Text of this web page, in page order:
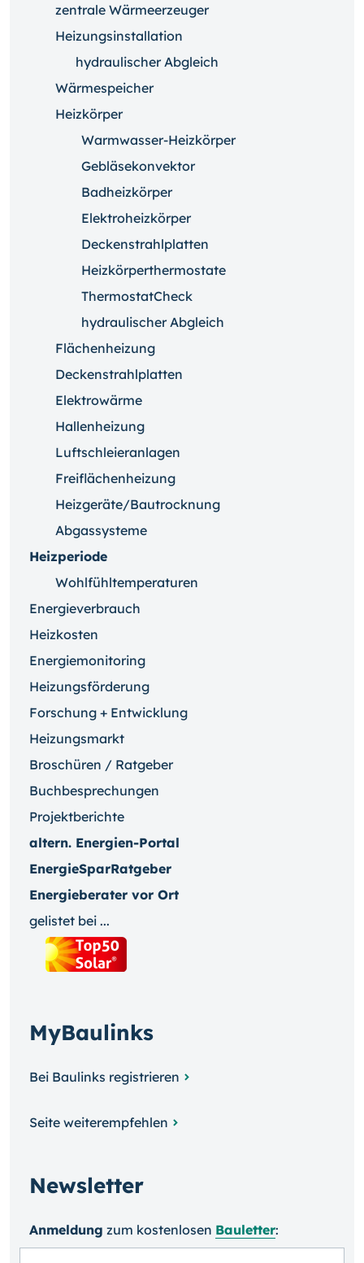
zentrale Wärmeerzeuger
Heizungsinstallation
hydraulischer Abgleich
Wärmespeicher
Heizkörper
Warmwasser-Heizkörper
Gebläsekonvektor
Badheizkörper
Elektroheizkörper
Deckenstrahlplatten
Heizkörperthermostate
ThermostatCheck
hydraulischer Abgleich
Flächenheizung
Deckenstrahlplatten
Elektrowärme
Hallenheizung
Luftschleieranlagen
Freiflächenheizung
Heizgeräte/Bautrocknung
Abgassysteme
Heizperiode
Wohlfühltemperaturen
Energieverbrauch
Heizkosten
Energiemonitoring
Heizungsförderung
Forschung + Entwicklung
Heizungsmarkt
Broschüren / Ratgeber
Buchbesprechungen
Projektberichte
altern. Energien-Portal
EnergieSparRatgeber
Energieberater vor Ort
gelistet bei ...
MyBaulinks
Bei Baulinks registrieren
Seite weiterempfehlen
Newsletter
Anmeldung zum kosten­losen Bauletter: